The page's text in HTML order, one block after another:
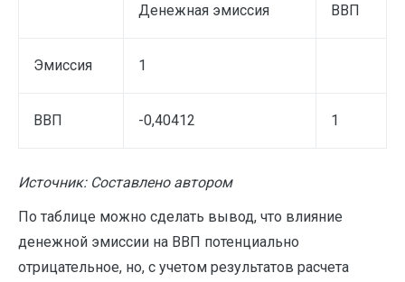
Денежная эмиссия ВВП
Эмиссия 1
ВВП -0,40412 1
Источник: Составлено автором
По таблице можно сделать вывод, что влияние
денежной эмиссии на ВВП потенциально
отрицательное, но, с учетом результатов расчета